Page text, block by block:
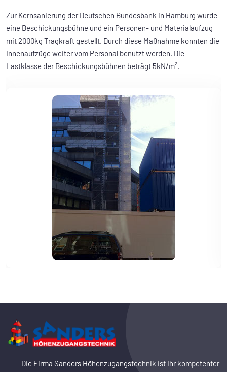
Zur Kernsanierung der Deutschen Bundesbank in Hamburg wurde
eine Beschickungsbühne und ein Personen- und Materialaufzug
mit 2000kg Tragkraft gestellt. Durch diese Maßnahme konnten die
Innenaufzüge weiter vom Personal benutzt werden. Die
Lastklasse der Beschickungsbühnen beträgt 5kN/m².
Die Firma Sanders Höhenzugangstechnik ist Ihr kompetenter